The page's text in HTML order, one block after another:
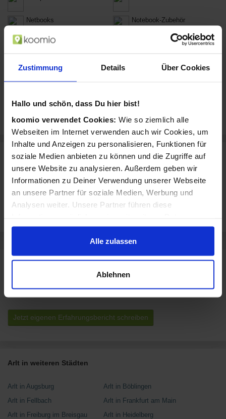
Zustimmung Details Über Cookies
Hallo und schön, dass Du hier bist!
koomio verwendet Cookies: Wie so ziemlich alle
Webseiten im Internet verwenden auch wir Cookies, um
Inhalte und Anzeigen zu personalisieren, Funktionen für
soziale Medien anbieten zu können und die Zugriffe auf
unsere Website zu analysieren. Außerdem geben wir
Informationen zu Deiner Verwendung unserer Webseite
an unsere Partner für soziale Medien, Werbung und
Analysen weiter. Unsere Partner führen diese
zusammen, die Du ihnen bereitgestellt hast oder die sie
im Rahmen Deiner Nutzung der Dienste gesammelt
haben.
Alle zulassen
Ablehnen
Netbooks Notebook-Zubehör
Desktop-PCs
PC-Komponenten Software & Videospiele
Marken, die Du bei ARLT Computer kaufen
kannst
ARLT Computer verkauft u.a. diese Marken:
Acer
Apple
Rezensionen für ARLT Computer
Dieses Geschäft hat noch keine Bewertungen.
Jetzt eigenen Erfahrungsbericht schreiben
Arlt in weiteren Städten
Arlt in Augsburg
Arlt in Böblingen
Arlt in Fellbach
Arlt in Frankfurt am Main
Arlt in Freiburg im Breisgau
Arlt in Heidelberg